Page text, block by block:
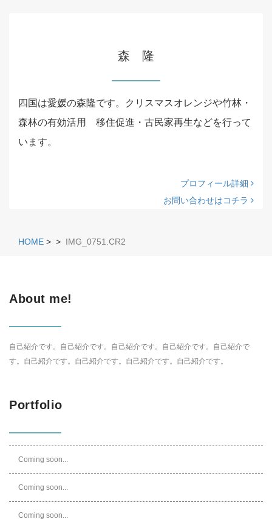
森 隆
四国は愛媛の森隆です。クリスマスオレンジや竹林・
森林の有効活用 移住促進・古民家再生などを行って
います。
プロフィール詳細
お問い合わせはコチラ
HOME > > IMG_0751.CR2
About me!
自己紹介です。自己紹介です。自己紹介です。自己紹介です。自己紹介で
す。自己紹介です。自己紹介です。自己紹介です。自己紹介です。
Portfolio
Coming soon...
Coming soon...
Coming soon...